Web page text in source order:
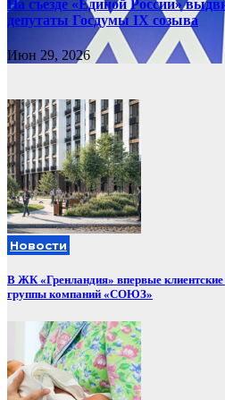
На съезде «Единой России»
депутаты Госдумы IX созыва
Июн 29, 2026
Новости
В ЖК «Гренландия» впервые
группы компаний «СОЮЗ»